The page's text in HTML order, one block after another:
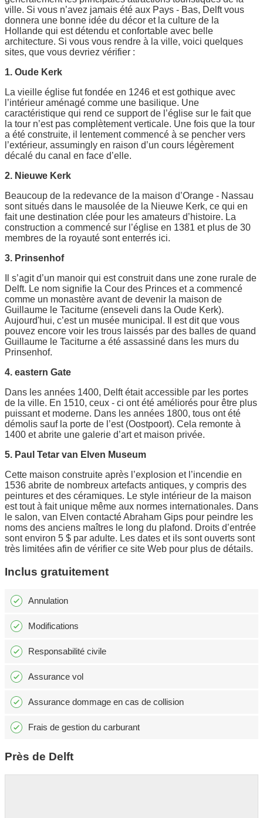
ville. Si vous n’avez jamais été aux Pays - Bas, Delft vous
donnera une bonne idée du décor et la culture de la
Hollande qui est détendu et confortable avec belle
architecture. Si vous vous rendre à la ville, voici quelques
sites, que vous devriez vérifier :
1. Oude Kerk
La vieille église fut fondée en 1246 et est gothique avec
l’intérieur aménagé comme une basilique. Une
caractéristique qui rend ce support de l’église sur le fait que
la tour n’est pas complètement verticale. Une fois que la tour
a été construite, il lentement commencé à se pencher vers
l’extérieur, assumingly en raison d’un cours légèrement
décalé du canal en face d’elle.
2. Nieuwe Kerk
Beaucoup de la redevance de la maison d’Orange - Nassau
sont situés dans le mausolée de la Nieuwe Kerk, ce qui en
fait une destination clée pour les amateurs d’histoire. La
construction a commencé sur l’église en 1381 et plus de 30
membres de la royauté sont enterrés ici.
3. Prinsenhof
Il s’agit d’un manoir qui est construit dans une zone rurale de
Delft. Le nom signifie la Cour des Princes et a commencé
comme un monastère avant de devenir la maison de
Guillaume le Taciturne (enseveli dans la Oude Kerk).
Aujourd'hui, c’est un musée municipal. Il est dit que vous
pouvez encore voir les trous laissés par des balles de quand
Guillaume le Taciturne a été assassiné dans les murs du
Prinsenhof.
4. eastern Gate
Dans les années 1400, Delft était accessible par les portes
de la ville. En 1510, ceux - ci ont été améliorés pour être plus
puissant et moderne. Dans les années 1800, tous ont été
démolis sauf la porte de l’est (Oostpoort). Cela remonte à
1400 et abrite une galerie d’art et maison privée.
5. Paul Tetar van Elven Museum
Cette maison construite après l’explosion et l’incendie en
1536 abrite de nombreux artefacts antiques, y compris des
peintures et des céramiques. Le style intérieur de la maison
est tout à fait unique même aux normes internationales. Dans
le salon, van Elven contacté Abraham Gips pour peindre les
noms des anciens maîtres le long du plafond. Droits d’entrée
sont environ 5 $ par adulte. Les dates et ils sont ouverts sont
très limitées afin de vérifier ce site Web pour plus de détails.
Inclus gratuitement
Annulation
Modifications
Responsabilité civile
Assurance vol
Assurance dommage en cas de collision
Frais de gestion du carburant
Près de Delft